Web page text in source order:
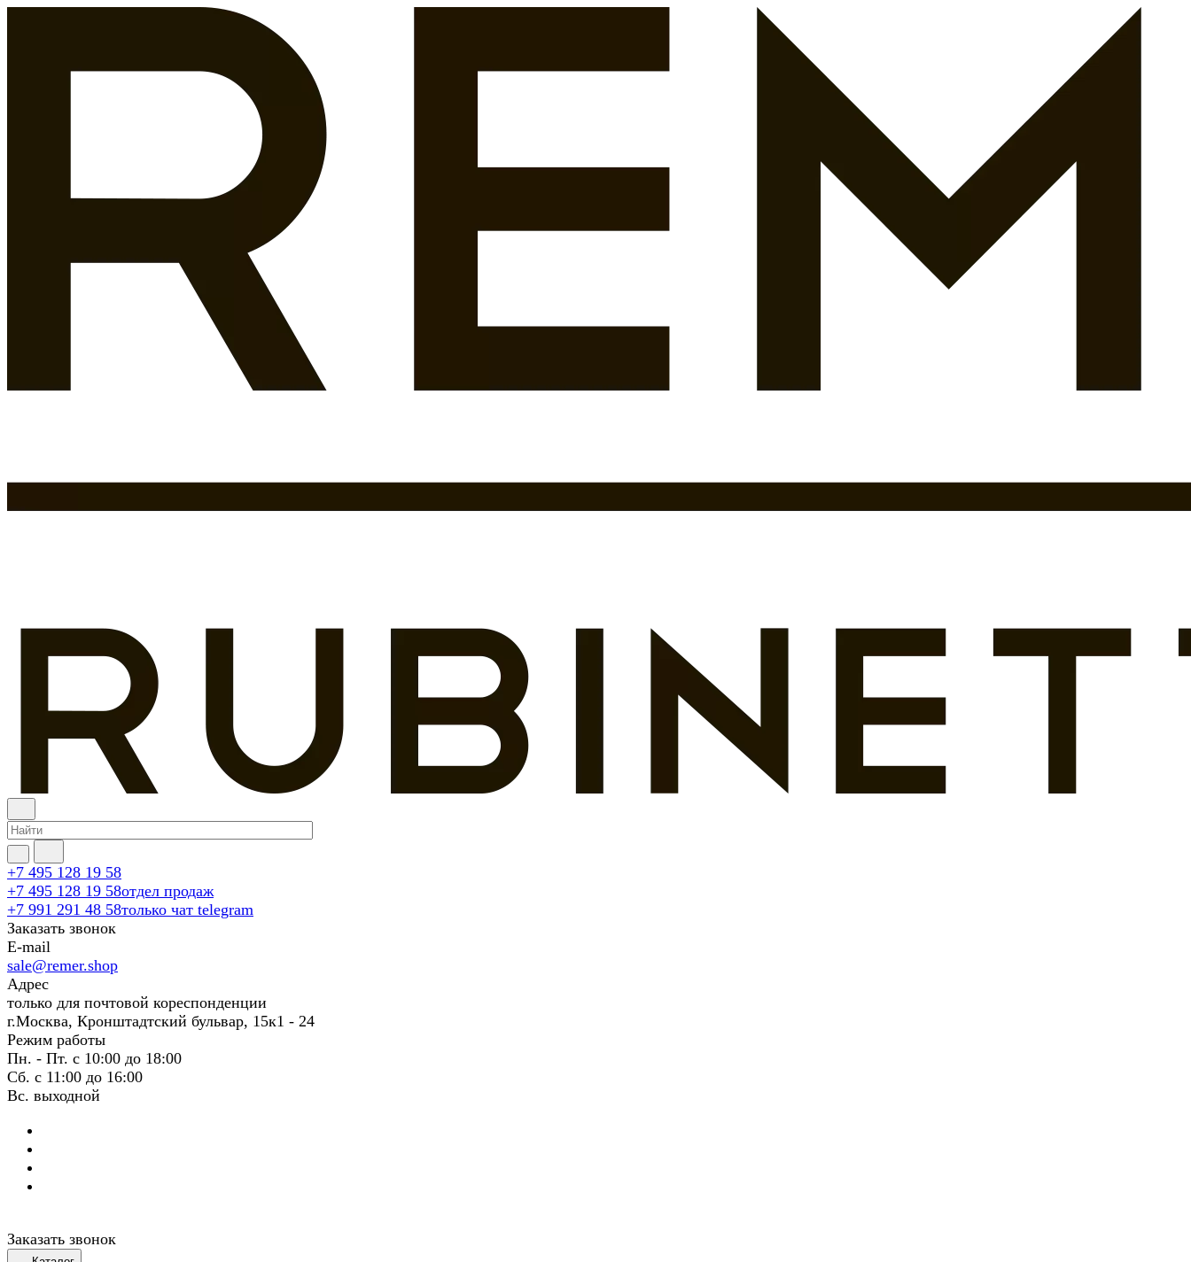
+7 495 128 19 58
+7 495 128 19 58отдел продаж
+7 991 291 48 58только чат telegram
Заказать звонок
E-mail
sale@remer.shop
Адрес
только для почтовой кореспонденции
г.Москва, Кронштадтский бульвар, 15к1 - 24
Режим работы
Пн. - Пт. с 10:00 до 18:00
Сб. с 11:00 до 16:00
Вс. выходной
Заказать звонок